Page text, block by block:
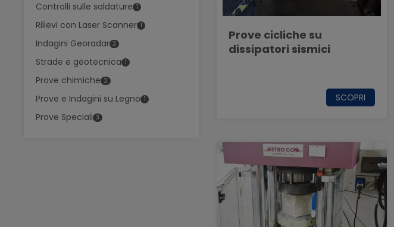
Controlli sulle saldature 1
Rilievi con Laser Scanner 1
Indagini Georadar 3
Strade e geotecnica 1
Prove chimiche 2
Prove e Indagini su Legno 1
Prove Speciali 3
Prove cicliche su
dissipatori sismici
SCOPRI